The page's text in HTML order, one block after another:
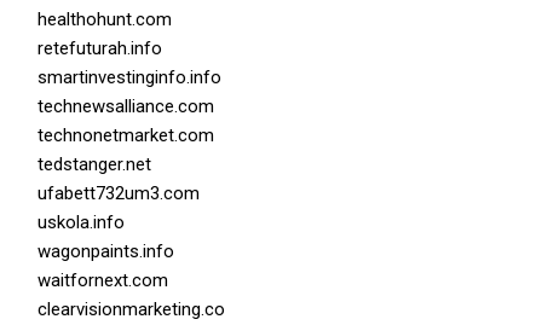
healthohunt.com
retefuturah.info
smartinvestinginfo.info
technewsalliance.com
technonetmarket.com
tedstanger.net
ufabett732um3.com
uskola.info
wagonpaints.info
waitfornext.com
clearvisionmarketing.co